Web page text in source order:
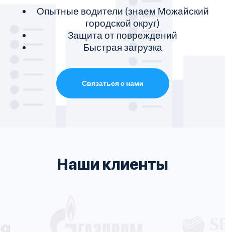
Опытные водители (знаем Можайский
городской округ)
Защита от повреждений
Быстрая загрузка
Связаться с нами
Наши клиенты